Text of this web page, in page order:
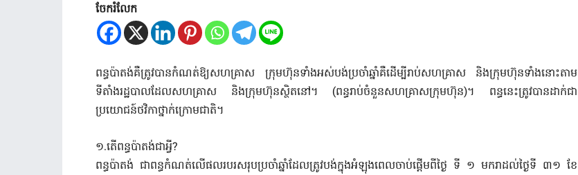
ចែករំលែក
ពន្ធប៉ាតង់គឺត្រូវបានកំណត់ឱ្យសហគ្រាស ក្រុមហ៊ុនទាំងអស់បង់ប្រចាំឆ្នាំគឺដើម្បីរាប់សហគ្រាស និងក្រុមហ៊ុនទាំងនោះតាម
ទីតាំងរដ្ឋបាលដែលសហគ្រាស និងក្រុមហ៊ុនស្ថិតនៅ។ (ពន្ធរាប់ចំនួនសហគ្រាសក្រុមហ៊ុន)។ ពន្ធនេះត្រូវបានដាក់ជា
ប្រយោជន៍ថវិកាថ្នាក់ក្រោមជាតិ។
១.តើ​ពន្ធ​ប៉ាតង់​ជា​អ្វី?
ពន្ធប៉ាតង់ ជា​ពន្ធ​កំណត់​លើ​ផល​របរ​សរុប​ប្រចាំ​ឆ្នាំ​ដែល​ត្រូវ​បង់​ក្នុង​អំឡុង​ពេល​ចាប់​ផ្តើម​ពី​ថ្ងៃ ទី ១ មករា​ដល់​ថ្ងៃ​ទី ៣១ ខែ​